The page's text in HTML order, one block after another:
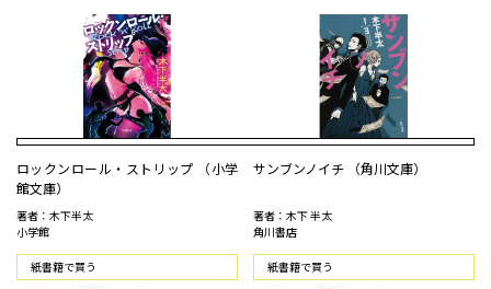
ロックンロール・ストリップ （小学
館文庫）
著者：木下半太
小学館
紙書籍で買う
サンブンノイチ （角川文庫）
著者：木下 半太
角川書店
紙書籍で買う